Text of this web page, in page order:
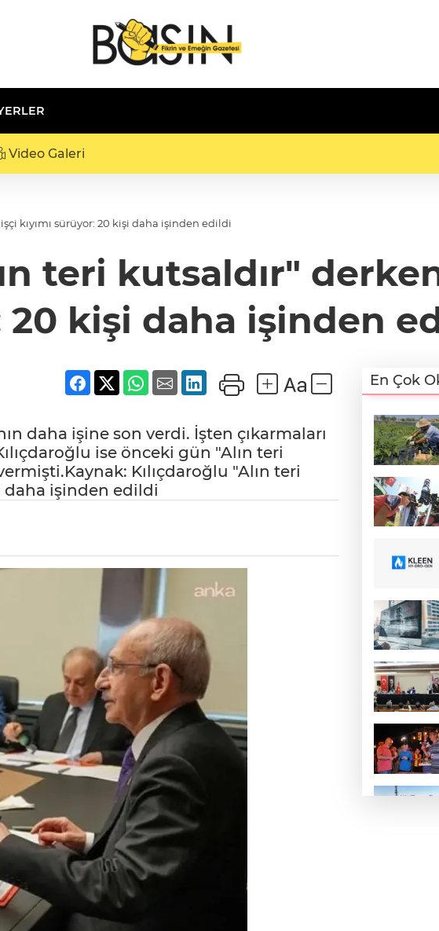
Video Galeri
kıyımı sürüyor: 20 kişi daha işinden edildi
teri kutsaldır" derken
20 kişi daha işinden
daha işine son verdi. İşten çıkarmaları
ise önceki gün "Alın teri
Kılıçdaroğlu "Alın teri
daha işinden edildi
En Çok